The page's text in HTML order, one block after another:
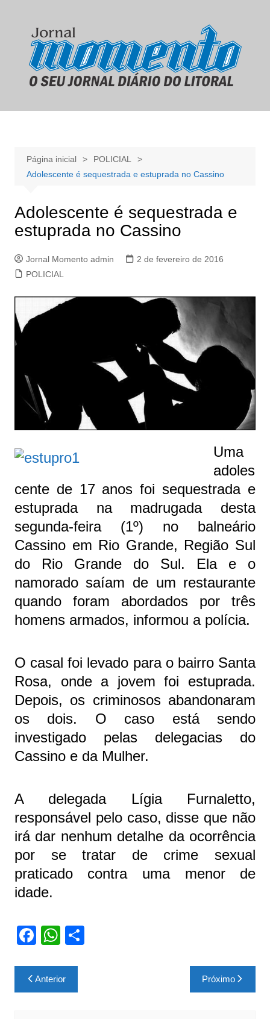
conteúdo
Página inicial
POLICIAL
Adolescente é sequestrada e estuprada no Cassino
Adolescente é sequestrada e
estuprada no Cassino
Jornal Momento admin
2 de fevereiro de 2016
POLICIAL
Uma
adoles
cente de 17 anos foi sequestrada e
estuprada na madrugada desta
segunda-feira (1º) no balneário
Cassinoem Rio Grande, Região Sul
do Rio Grande do Sul. Ela e o
namorado saíam de um restaurante
quando foram abordados por três
homens armados, informou a polícia.
O casal foi levado para o bairro Santa
Rosa, onde a jovem foi estuprada.
Depois, os criminosos abandonaram
os dois. O caso está sendo
investigado pelas delegacias do
Cassino e da Mulher.
A delegada Lígia Furnaletto,
responsável pelo caso, disse que não
irá dar nenhum detalhe da ocorrência
por se tratar de crime sexual
praticado contra uma menor de
idade.
F
c
e
W
at
s
S
Navegação
de
Anterior Próximo